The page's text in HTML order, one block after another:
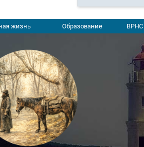
жизнь Образование ВРНС